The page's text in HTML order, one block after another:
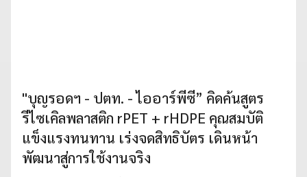
"บุญรอดฯ - ปตท. - ไออาร์พีซี” คิดค้นสูตร
รีไซเคิลพลาสติก rPET + rHDPE คุณสมบัติ
แข็งแรงทนทาน เร่งจดสิทธิบัตร เดินหน้า
พัฒนาสู่การใช้งานจริง